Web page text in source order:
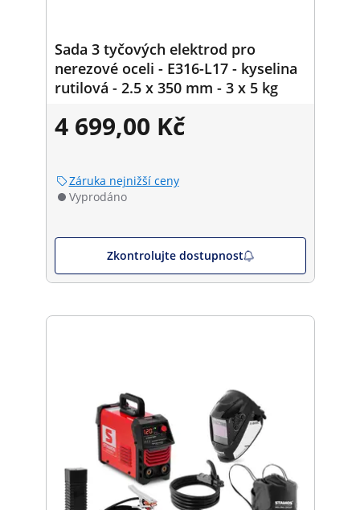
Sada 3 tyčových elektrod pro
nerezové oceli - E316-L17 - kyselina
rutilová - 2.5 x 350 mm - 3 x 5 kg
4 699,00 Kč
Záruka nejnižší ceny
Vyprodáno
Zkontrolujte dostupnost